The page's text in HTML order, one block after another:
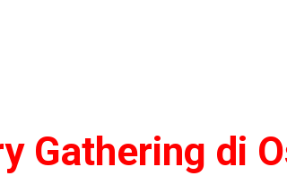
Gathering di